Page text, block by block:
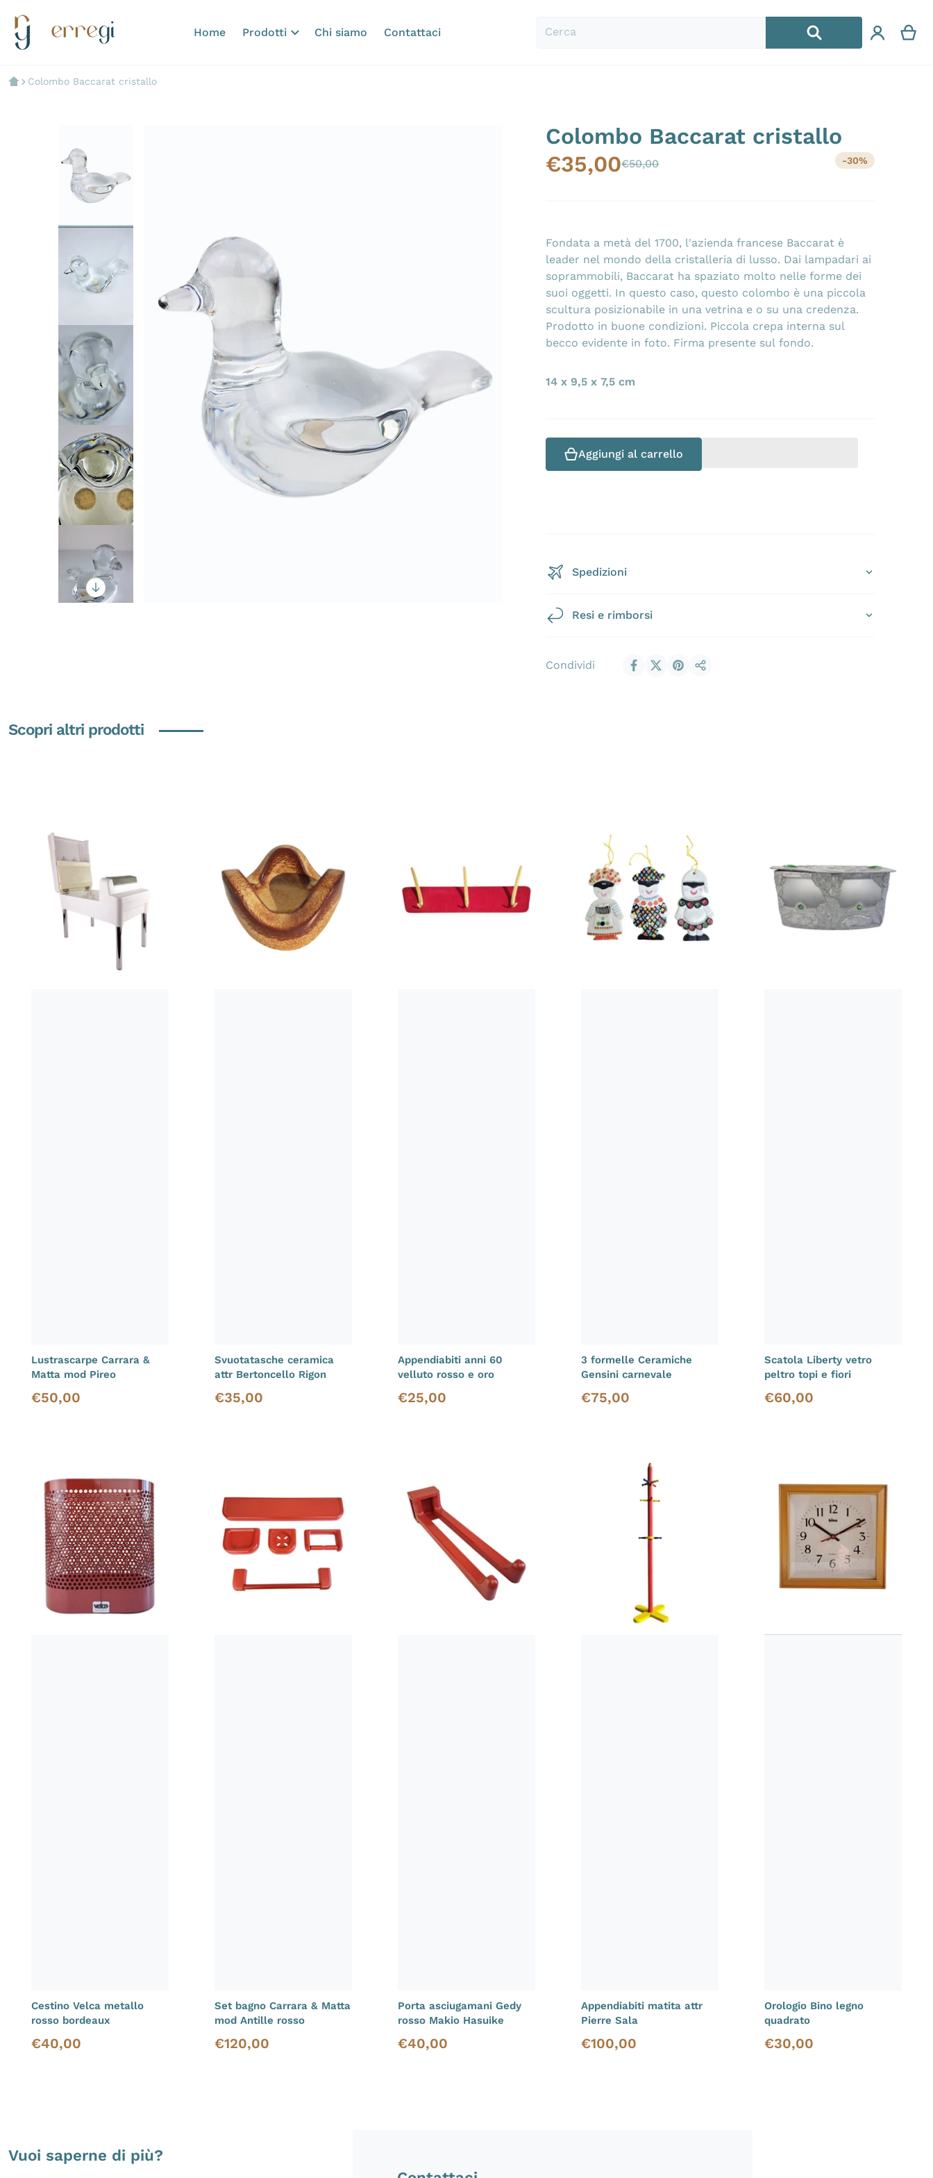
Home Prodotti Chi siamo Contattaci
Colombo Baccarat cristallo
Apri 1 dei contenuti multimediali nella modalità galleria
files/20240516-175013.jpg
Colombo Baccarat cristallo
€50,00
Prezzo di vendita
€35,00 -30%
Fondata a metà del 1700, l'azienda francese Baccarat è
leader nel mondo della cristalleria di lusso. Dai lampadari ai
soprammobili, Baccarat ha spaziato molto nelle forme dei
suoi oggetti. In questo caso, questo colombo è una piccola
scultura posizionabile in una vetrina e o su una credenza.
Prodotto in buone condizioni. Piccola crepa interna sul
becco evidente in foto. Firma presente sul fondo.
14 x 9,5 x 7,5 cm
Aggiungi al carrello
Spedizioni
Resi e rimborsi
Condividi
Condividi
Scopri altri prodotti
Lustrascarpe Carrara &
Matta mod Pireo
Prezzo di listino
€50,00
Svuotatasche ceramica
attr Bertoncello Rigon
Prezzo di listino
€35,00
Appendiabiti anni 60
velluto rosso e oro
Prezzo di listino
€25,00
3 formelle Ceramiche
Gensini carnevale
Prezzo di listino
€75,00
Scatola Liberty vetro
peltro topi e fiori
Prezzo di listino
€60,00
Cestino Velca metallo
rosso bordeaux
Prezzo di listino
€40,00
Set bagno Carrara & Matta
mod Antille rosso
Prezzo di listino
€120,00
Porta asciugamani Gedy
rosso Makio Hasuike
Prezzo di listino
€40,00
Appendiabiti matita attr
Pierre Sala
Prezzo di listino
€100,00
Orologio Bino legno
quadrato
Prezzo di listino
€30,00
Vuoi saperne di più?